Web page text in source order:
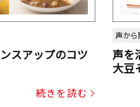
スアップのコツ
続きを読む
声か
声を
大豆